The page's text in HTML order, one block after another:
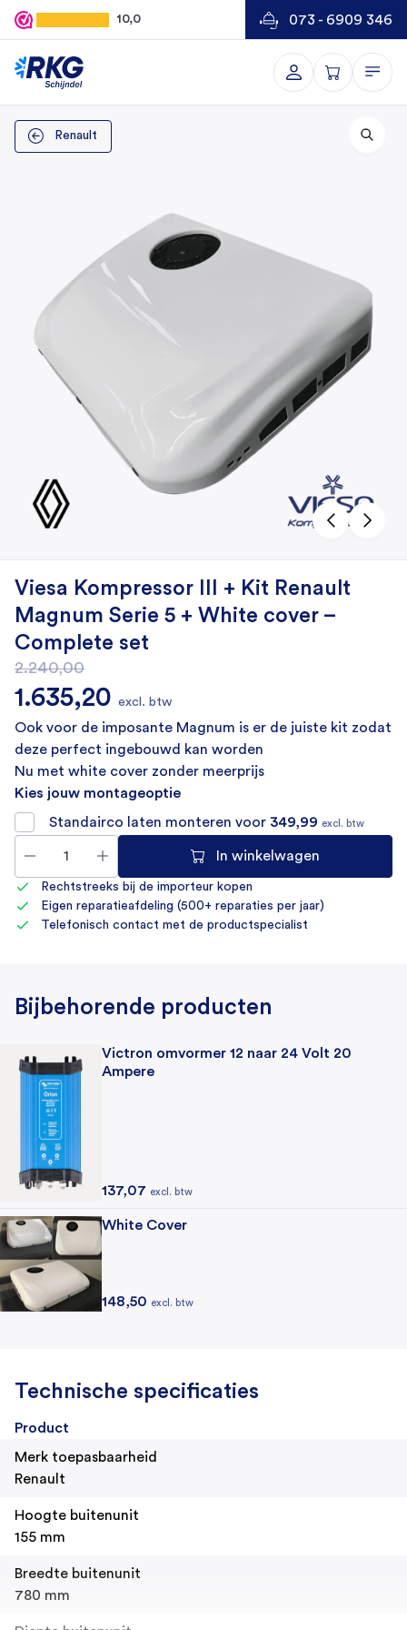
10,0 073 - 6909 346
Renault
Viesa Kompressor III + Kit Renault
Magnum Serie 5 + White cover –
Complete set
2.240,00
Oorspronkelijke prijs was: 2.240,00.
1.635,20 excl. btw
Ook voor de imposante Magnum is er de juiste kit zodat
deze perfect ingebouwd kan worden
Nu met white cover zonder meerprijs
Kies jouw montageoptie
Standairco laten monteren voor 349,99 excl. btw
In winkelwagen
Rechtstreeks bij de importeur kopen
Eigen reparatieafdeling (500+ reparaties per jaar)
Telefonisch contact met de productspecialist
Bijbehorende producten
Victron omvormer 12 naar 24 Volt 20
Ampere
137,07 excl. btw
White Cover
148,50 excl. btw
Technische specificaties
Product
Merk toepasbaarheid
Renault
Hoogte buitenunit
155 mm
Breedte buitenunit
780 mm